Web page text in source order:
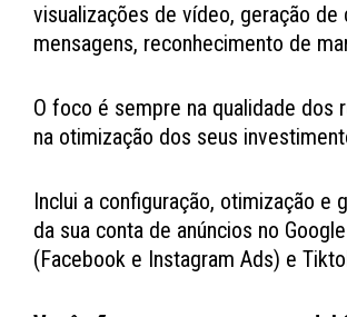
visualizações de vídeo, geração de
mensagens, reconhecimento de
O foco é sempre na qualidade dos
na otimização dos seus
Inclui a configuração, otimização e
da sua conta de anúncios no
(Facebook e Instagram Ads) e